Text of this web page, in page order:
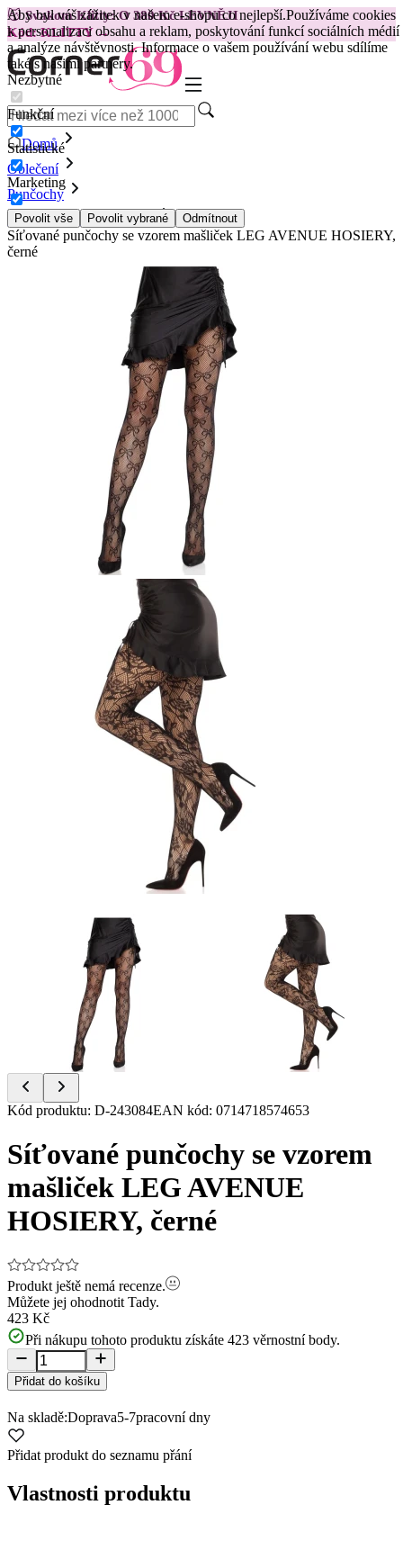
Aby byl váš zážitek v našem e-shopu co nejlepší.Používáme cookies
k personalizaci obsahu a reklam, poskytování funkcí sociálních médií
a analýze návštěvnosti. Informace o vašem používání webu sdílíme
také s našimi partnery.
Nezbytné
Funkční
Statistické
Marketing
Povolit vše Povolit vybrané Odmítnout
😽Svakom Klitty: O 380 Kč LEVNĚJI
Kód: KLITTY →
Domů
Oblečení
Punčochy
P punčochy a punčocháče
Síťované punčochy se vzorem mašliček LEG AVENUE HOSIERY,
černé
Item
of
2
Kód produktu: D-243084EAN kód: 0714718574653
Síťované punčochy se vzorem
mašliček LEG AVENUE
HOSIERY, černé
Produkt ještě nemá recenze.
Můžete jej ohodnotit Tady.
423 Kč
Při nákupu tohoto produktu získáte 423 věrnostní body.
Přidat do košíku
Na skladě:Doprava5-7pracovní dny
Přidat produkt do seznamu přání
Vlastnosti produktu